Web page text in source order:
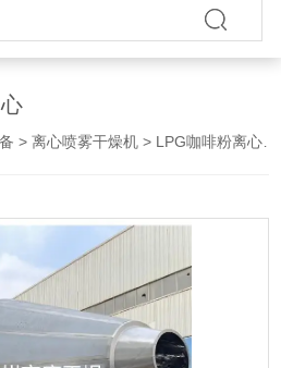
>离心喷雾干燥机 > LPG咖啡粉离心喷雾干燥机